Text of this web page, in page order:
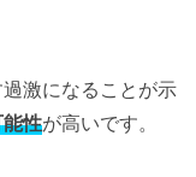
激になることが示
性が高いです。